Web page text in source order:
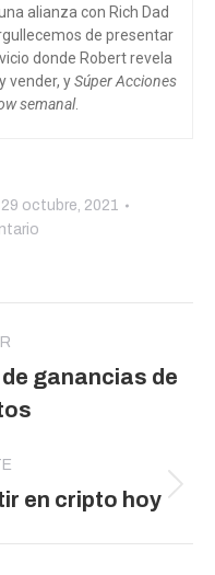
alianza con Rich Dad
de presentar
donde Robert revela
vender, ySúper Acciones
semanal.
29 octubre, 2021
ganancias de
en cripto hoy